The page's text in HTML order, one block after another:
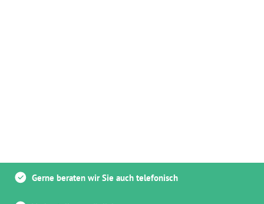
Gerne beraten wir Sie auch telefonisch